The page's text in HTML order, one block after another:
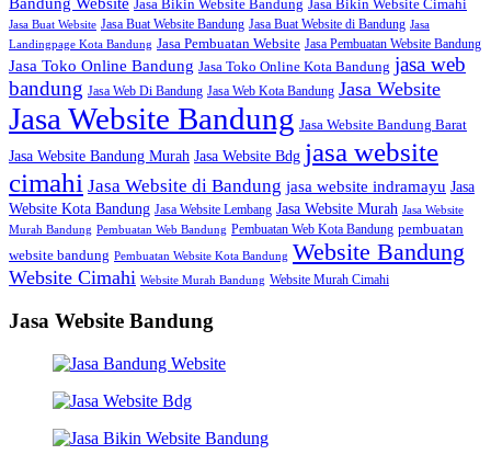
Jasa Bikin Website Bandung Jasa Bikin Website Cimahi
Jasa Buat Website Jasa Buat Website Bandung Jasa Buat Website di Bandung Jasa
Landingpage Kota Bandung Jasa Pembuatan Website Jasa Pembuatan Website Bandung
Jasa Toko Online Bandung Jasa Toko Online Kota Bandung jasa web
bandung Jasa Web Di Bandung Jasa Web Kota Bandung Jasa Website
Jasa Website Bandung Jasa Website Bandung Barat
Jasa Website Bandung Murah Jasa Website Bdg jasa website
cimahi Jasa Website di Bandung jasa website indramayu Jasa
Website Kota Bandung Jasa Website Lembang Jasa Website Murah Jasa Website
Murah Bandung Pembuatan Web Bandung Pembuatan Web Kota Bandung pembuatan
website bandung Pembuatan Website Kota Bandung Website Bandung
Website Cimahi Website Murah Bandung Website Murah Cimahi
Jasa Website Bandung